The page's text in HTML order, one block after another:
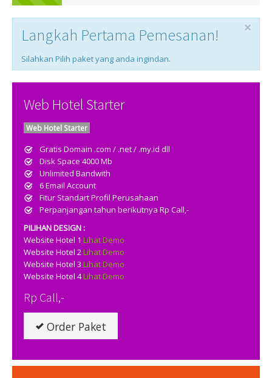
×
Langkah Pertama Pemesanan!
Silahkan Pilih paket yang anda ingindan.
Web Hotel Starter
Web Hotel Starter
Gratis Domain .com / .net / .my.id dll
Disk Space 4000 Mb
Unlimited Bandwith
6 Email Account
Fitur Standart Profil Perusahaan
Perpanjangan tahun berikutnya Rp Call,-
PILIHAN DESIGN :
Website Hotel 1 Lihat Demo
Website Hotel 2Lihat Demo
Website Hotel 3 Lihat Demo
Website Hotel 4Lihat Demo
Rp Call,-
Order Paket